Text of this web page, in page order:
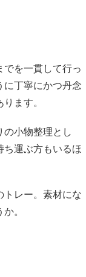
を一貫して行っ
に丁寧にかつ丹念
ます。
の小物整理とし
運ぶ方もいるほ
トレー。素材にな
。